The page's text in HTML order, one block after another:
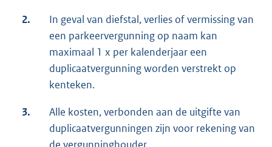
2.
In geval van diefstal, verlies of vermissing van
een parkeervergunning op naam kan
maximaal 1 x per kalenderjaar een
duplicaatvergunning worden verstrekt op
kenteken.
3.
Alle kosten, verbonden aan de uitgifte van
duplicaatvergunningen zijn voor rekening van